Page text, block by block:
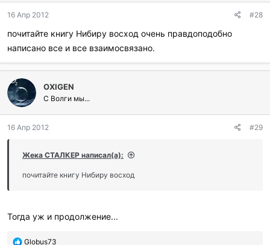
16 Апр 2012 #28
почитайте книгу Нибиру восход очень правдоподобно
написано все и все взаимосвязано.
OXIGEN
С Волги мы...
16 Апр 2012 #29
Жека СТАЛКЕР написал(а):
почитайте книгу Нибиру восход
Тогда уж и продолжение...
П
Globus73